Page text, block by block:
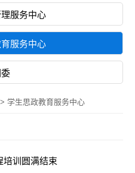
服务中心
服务中心
委
> 学生思政教育服务中心
培训圆满结束